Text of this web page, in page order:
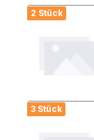
2 Stück
3 Stück